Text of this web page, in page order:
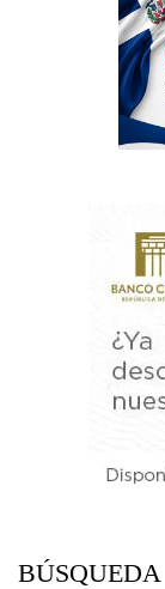
BÚSQUEDA